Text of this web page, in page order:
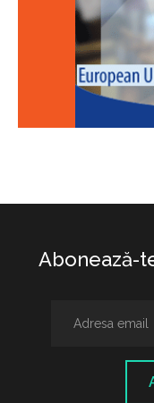
Abonează-